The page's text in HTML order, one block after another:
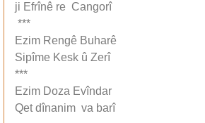
ji Efrînê re Cangorî
***
Ezim Rengê Buharê
Sipîme Kesk û Zerî
***
Ezim Doza Evîndar
Qet dînanim va barî